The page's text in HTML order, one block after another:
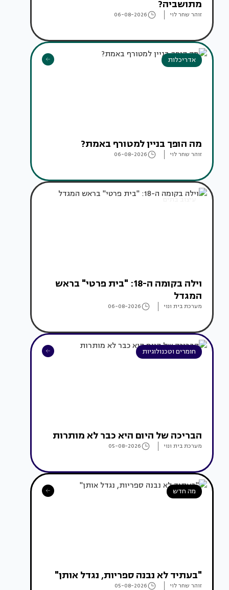
מתושביה?
זוהר שחר לוי 06-08-2026
אדריכלות
מה הופך בניין למטורף באמת?
זוהר שחר לוי 06-08-2026
עיצוב בתים
וילה בקומה ה-18: "בית פרטי" בראש
המגדל
מערכת בית ונוי 06-08-2026
חומרים וטכנולוגיות
הבריכה של היום היא כבר לא מותרות
מערכת בית ונוי 05-08-2026
מה חדש
"בעתיד לא נבנה ספריות, נגדל אותן"
זוהר שחר לוי 05-08-2026